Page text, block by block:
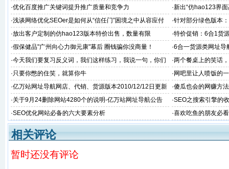
·优化百度推广关键词提升推广质量和竞争力 ·新出“仿hao123界
·浅谈网络优化SEOer是如何从“信任门”困境之中从容应付
的
·针对部分绿色版本
日更新升级说明
·放出客户定制的仿hao123版本特价出售，数量有限 ·特价促销：6合1货
惠啦
·假保健品"广州向心力御元康"幕后 圈钱骗你没商量！ ·6合一货源类网址导
宝客等版简单介绍
·今天我们要复习反义词，我们这样练习，我说一句，你们
大声说出反义词。现在开始。”
·两个餐桌上的笑话
·只要你憋的住笑，就算你牛 · 网吧里让人喷饭的
·亿万站网址导航网店、代销、货源版本2010/12/12日更新
升级说明
·傻瓜也会的网赚方
·关于9月24删除网站4280个的说明-亿万站网址导航公告 ·SEO之搜索引擎的
·SEO优化网站必备的六大要素分析 ·喜欢吃鱼的朋友必
相关评论
暂时还没有评论